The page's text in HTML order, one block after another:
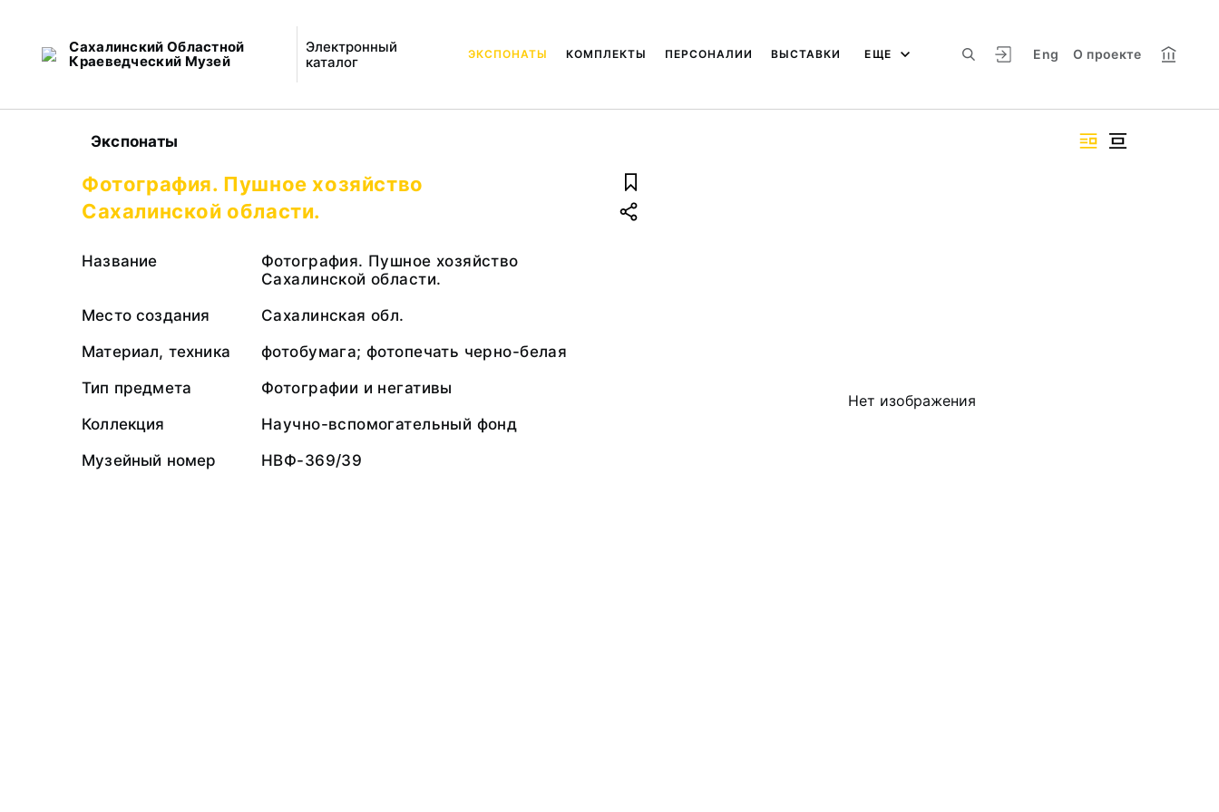
Сахалинский Областной
Краеведческий Музей
Электронный
каталог
Eng О проекте
ЭКСПОНАТЫ КОМПЛЕКТЫ ПЕРСОНАЛИИ ВЫСТАВКИ ЕЩЕ
Экспонаты
Нет изображения
Фотография. Пушное хозяйство
Сахалинской области.
Название
Фотография. Пушное хозяйство
Сахалинской области.
Место создания
Сахалинская обл.
Материал, техника
фотобумага; фотопечать черно-белая
Тип предмета
Фотографии и негативы
Коллекция
Научно-вспомогательный фонд
Музейный номер
НВФ-369/39